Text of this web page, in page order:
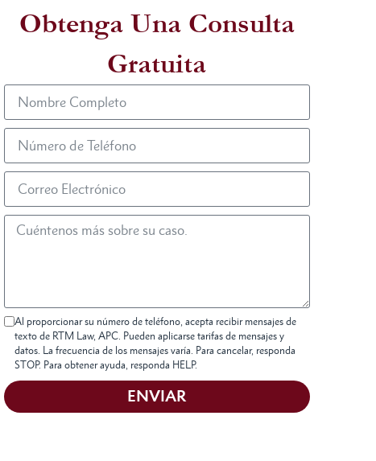
Obtenga Una Consulta
Gratuita
Al proporcionar su número de teléfono, acepta recibir mensajes de
texto de RTM Law, APC. Pueden aplicarse tarifas de mensajes y
datos. La frecuencia de los mensajes varía. Para cancelar, responda
STOP. Para obtener ayuda, responda HELP.
ENVIAR